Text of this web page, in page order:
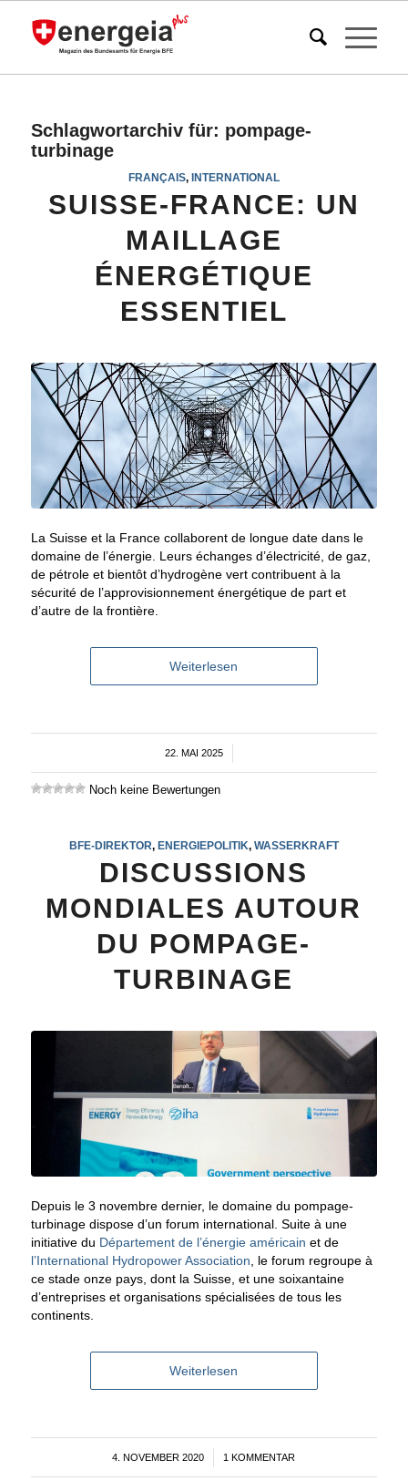
Schlagwortarchiv für: pompage-
turbinage
FRANÇAIS, INTERNATIONAL
SUISSE-FRANCE: UN
MAILLAGE
ÉNERGÉTIQUE
ESSENTIEL
La Suisse et la France collaborent de longue date dans le
domaine de l’énergie. Leurs échanges d’électricité, de gaz,
de pétrole et bientôt d’hydrogène vert contribuent à la
sécurité de l’approvisionnement énergétique de part et
d’autre de la frontière.
Weiterlesen
22. MAI 2025
/
Noch keine Bewertungen
BFE-DIREKTOR, ENERGIEPOLITIK, WASSERKRAFT
DISCUSSIONS
MONDIALES AUTOUR
DU POMPAGE-
TURBINAGE
Depuis le 3 novembre dernier, le domaine du pompage-
turbinage dispose d’un forum international. Suite à une
initiative du Département de l’énergie américain et de
l’International Hydropower Association , le forum regroupe à
ce stade onze pays, dont la Suisse, et une soixantaine
d’entreprises et organisations spécialisées de tous les
continents.
Weiterlesen
4. NOVEMBER 2020
/ 1 KOMMENTAR